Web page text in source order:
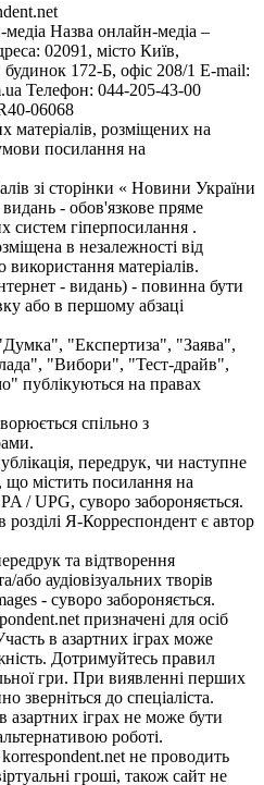
Назва онлайн-медіа –
02091, місто Київ,
172-Б, офіс 208/1 E-mail:
Телефон: 044-205-43-00
06068
матеріалів, розміщених на
посилання на
зі сторінки « Новини України
видань - обов'язкове пряме
систем гіперпосилання .
в незалежності від
використання матеріалів.
- видань) - повинна бути
або в першому абзаці
"Експертиза", "Заява",
"Вибори", "Тест-драйв",
публікуються на правах
спільно з
передрук, чи наступне
містить посилання на
/ UPG, суворо забороняється.
розділі Я-Корреспондент є автор
та відтворення
або аудіовізуальних творів
- суворо забороняється.
призначені для осіб
в азартних іграх може
Дотримуйтесь правил
гри. При виявленні перших
зверніться до спеціаліста.
азартних іграх не може бути
роботі.
не проводить
гроші, також сайт не